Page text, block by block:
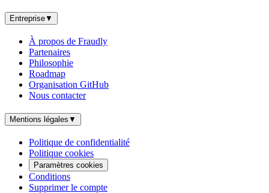
Entreprise▼
À propos de Fraudly
Partenaires
Philosophie
Roadmap
Organisation GitHub
Nous contacter
Mentions légales ▼
Politique de confidentialité
Politique cookies
Paramètres cookies
Conditions
Supprimer le compte